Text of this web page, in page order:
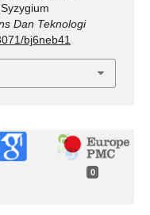
Dan Teknologi
bj6neb41
0